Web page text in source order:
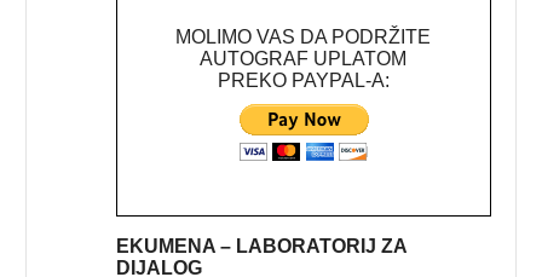
MOLIMO VAS DA PODRŽITE
AUTOGRAF UPLATOM
PREKO PAYPAL-A:
EKUMENA – LABORATORIJ ZA
DIJALOG